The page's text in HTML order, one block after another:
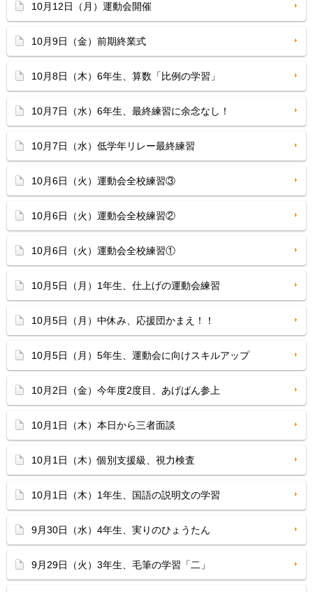
10月12日（月）運動会開催
10月9日（金）前期終業式
10月8日（木）6年生、算数「比例の学習」
10月7日（水）6年生、最終練習に余念なし！
10月7日（水）低学年リレー最終練習
10月6日（火）運動会全校練習③
10月6日（火）運動会全校練習②
10月6日（火）運動会全校練習①
10月5日（月）1年生、仕上げの運動会練習
10月5日（月）中休み、応援団かまえ！！
10月5日（月）5年生、運動会に向けスキルアップ
10月2日（金）今年度2度目、あげぱん参上
10月1日（木）本日から三者面談
10月1日（木）個別支援級、視力検査
10月1日（木）1年生、国語の説明文の学習
9月30日（水）4年生、実りのひょうたん
9月29日（火）3年生、毛筆の学習「二」